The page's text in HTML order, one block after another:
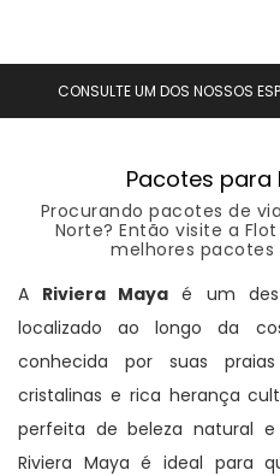
CONSULTE UM DOS NOSSOS
Pacotes para
Procurando pacotes de
Norte? Então visite a
melhores pacotes
A Riviera Maya é um
localizado ao longo da
conhecida por suas
cristalinas e rica herança
perfeita de beleza natural
Riviera Maya é ideal para